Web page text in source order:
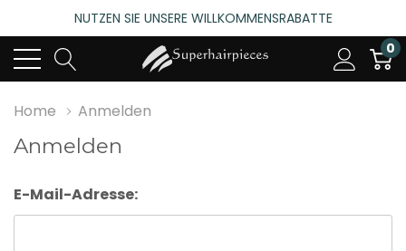
NUTZEN SIE UNSERE WILLKOMMENSRABATTE
4.6
(485 bewertungen)
NUTZEN SIE UNSERE WILLKOMMENSRABATTE
0
Home Anmelden
Anmelden
E-Mail-Adresse: